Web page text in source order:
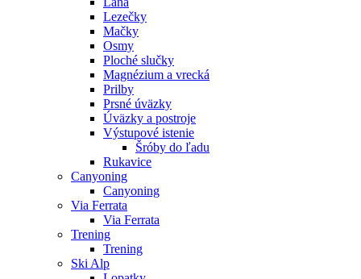
Lezečky
Mačky
Osmy
Ploché slučky
Magnézium a vrecká
Prilby
Prsné úväzky
Úväzky a postroje
Výstupové istenie
Šróby do ľadu
Rukavice
Canyoning
Canyoning
Via Ferrata
Via Ferrata
Trening
Trening
Ski Alp